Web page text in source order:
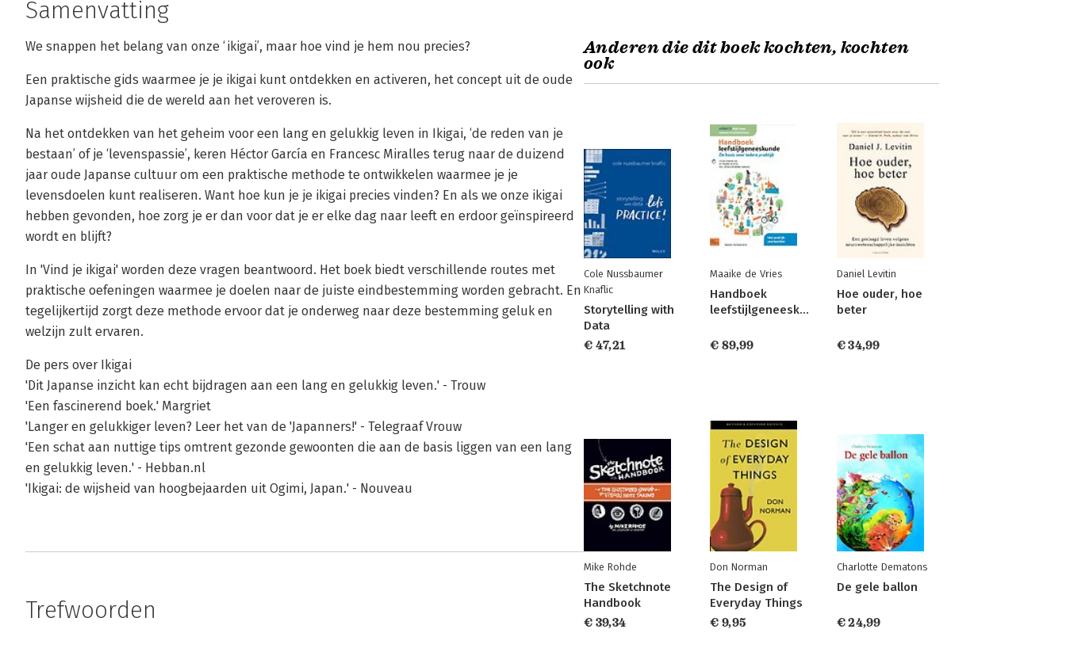
Samenvatting
We snappen het belang van onze ‘ikigai’, maar hoe vind je hem nou precies?
Een praktische gids waarmee je je ikigai kunt ontdekken en activeren, het concept uit de oude
Japanse wijsheid die de wereld aan het veroveren is.
Na het ontdekken van het geheim voor een lang en gelukkig leven in Ikigai, ‘de reden van je
bestaan’ of je ‘levenspassie’, keren Héctor García en Francesc Miralles terug naar de duizend
jaar oude Japanse cultuur om een praktische methode te ontwikkelen waarmee je je
levensdoelen kunt realiseren. Want hoe kun je je ikigai precies vinden? En als we onze ikigai
hebben gevonden, hoe zorg je er dan voor dat je er elke dag naar leeft en erdoor geïnspireerd
wordt en blijft?
In 'Vind je ikigai' worden deze vragen beantwoord. Het boek biedt ver­schillende routes met
praktische oefeningen waarmee je doelen naar de juiste eind­bestemming worden gebracht. En
tegelijkertijd zorgt deze methode ervoor dat je onderweg naar deze bestemming geluk en
welzijn zult ervaren.
De pers over Ikigai
'Dit Japanse inzicht kan echt bijdragen aan een lang en gelukkig leven.' - Trouw
'Een fascinerend boek.' Margriet
'Langer en gelukkiger leven? Leer het van de 'Japanners!' - Telegraaf Vrouw
'Een schat aan nuttige tips omtrent gezonde gewoonten die aan de basis liggen van een lang
en gelukkig leven.' - Hebban.nl
'Ikigai: de wijsheid van hoogbejaarden uit Ogimi, Japan.' - Nouveau
Trefwoorden
Anderen die dit boek kochten, kochten
ook
Cole Nussbaumer
Knaflic
Storytelling with
Data
€ 47,21
Maaike de Vries
Handboek
leefstijlgeneeskunde
€ 89,99
Daniel Levitin
Hoe ouder, hoe
beter
€ 34,99
Mike Rohde
The Sketchnote
Handbook
€ 39,34
Don Norman
The Design of
Everyday Things
€ 9,95
Charlotte Dematons
De gele ballon
€ 24,99